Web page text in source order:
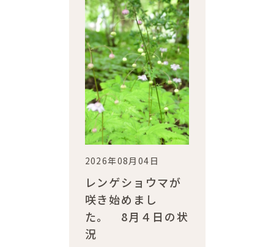
2026年08月04日
レンゲショウマが
咲き始めまし
た。 8月４日の状
況